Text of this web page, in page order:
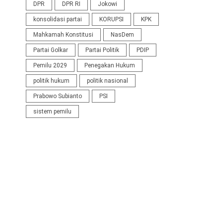
DPR DPR RI Jokowi
konsolidasi partai KORUPSI KPK
Mahkamah Konstitusi NasDem
Partai Golkar Partai Politik PDIP
Pemilu 2029 Penegakan Hukum
politik hukum politik nasional
Prabowo Subianto PSI
sistem pemilu